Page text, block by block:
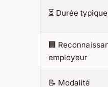
⏳ Durée typique
🏢
employeur
📝 Modalité